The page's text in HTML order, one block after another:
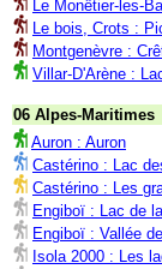
Le Monêtier-les-
Le bois, Crots :
Montgenèvre :
Villar-D'Arène :
06 Alpes-Maritimes
Auron : Auron
Castérino : Lac
Castérino : Les
Engiboï : Lac de
Engiboï : Vallée
Isola 2000 : Les